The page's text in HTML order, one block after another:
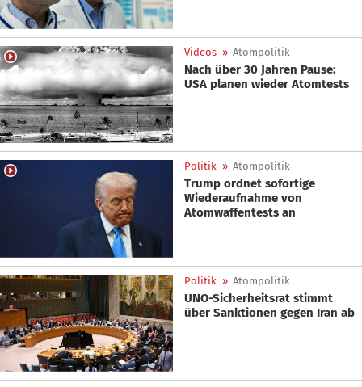
Videos » Atompolitik
Nach über 30 Jahren Pause:
USA planen wieder Atomtests
Politik » Atompolitik
Trump ordnet sofortige
Wiederaufnahme von
Atomwaffentests an
Politik » Atompolitik
UNO-Sicherheitsrat stimmt
über Sanktionen gegen Iran ab